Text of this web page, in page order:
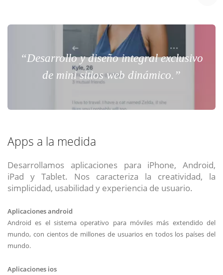
“Desarrollo y diseño integral exclusivo
de mini sitios web dinámico.”
Apps a la medida
Desarrollamos aplicaciones para iPhone, Android,
iPad y Tablet. Nos caracteriza la creatividad, la
simplicidad, usabilidad y experiencia de usuario.
Aplicaciones android
Android es el sistema operativo para móviles más extendido del
mundo, con cientos de millones de usuarios en todos los países del
mundo.
Aplicaciones ios